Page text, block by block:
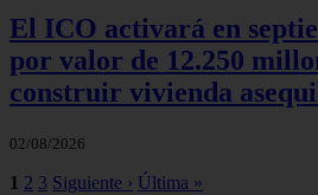
El ICO activará en
por valor de 12.250
construir vivienda
02/08/2026
1 2 3 Siguiente › Última »